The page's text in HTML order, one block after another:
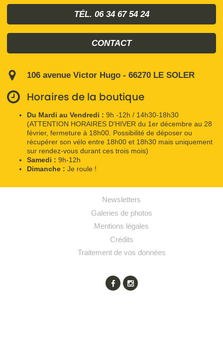
TÉL. 06 34 67 54 24
CONTACT
106 avenue Victor Hugo - 66270 LE SOLER
Horaires de la boutique
Du Mardi au Vendredi : 9h -12h / 14h30-18h30
(ATTENTION HORAIRES D'HIVER du 1er décembre au 28
février, fermeture à 18h00. Possibilité de déposer ou
récupérer son vélo entre 18h00 et 18h30 mais uniquement
sur rendez-vous durant ces trois mois)
Samedi : 9h-12h
Dimanche : Je roule !
Newsletters
Galeries de photos
Mentions légales
Crédits
Traitement de vos données